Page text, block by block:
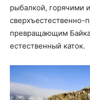
рыбалкой, горячими
сверхъестественно-
превращающим
естественный каток.